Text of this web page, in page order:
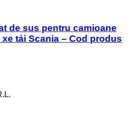
de sus pentru camioane
tải Scania – Cod produs